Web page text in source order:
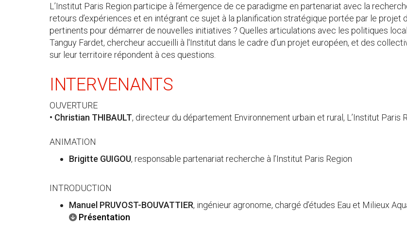
L’Institut Paris Region participe à l’émergence de ce paradigme en partenariat avec la
retours d’expériences et en intégrant ce sujet à la planification stratégique portée par le projet
pertinents pour démarrer de nouvelles initiatives ? Quelles articulations avec les politiques
Tanguy Fardet, chercheur accueilli à l'Institut dans le cadre d’un projet européen, et des
sur leur territoire répondent à ces questions.
INTERVENANTS
OUVERTURE
• Christian THIBAULT, directeur du département Environnement urbain et rural, L’Institut Paris
ANIMATION
Brigitte GUIGOU, responsable partenariat recherche à l’Institut Paris Region
INTRODUCTION
Manuel PRUVOST-BOUVATTIER, ingénieur agronome, chargé d’études Eau et Milieux
Présentation